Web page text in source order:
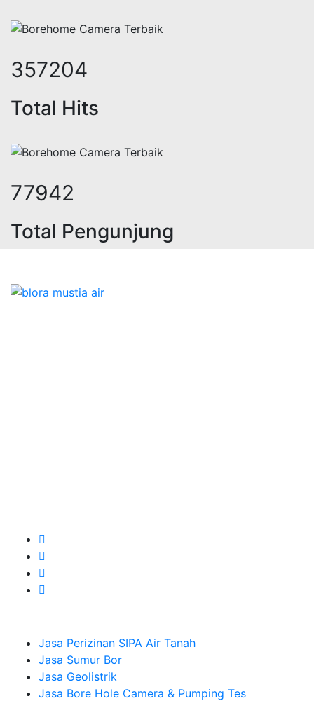
439745
Total Hits
95953
Total Pengunjung
Jasa Perizinan SIPA Air Tanah
Jasa Sumur Bor
Jasa Geolistrik
Jasa Bore Hole Camera & Pumping Tes